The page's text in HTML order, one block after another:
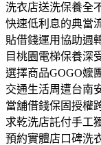
洗衣店送洗保養全
快速低利息的典當
貼借錢運用協助週
目桃園電梯保養深
選擇商品GOGO嬤
交通生活周遭台南
當舖借錢保固授權
求乾洗店託付手工
預約實體店口碑洗